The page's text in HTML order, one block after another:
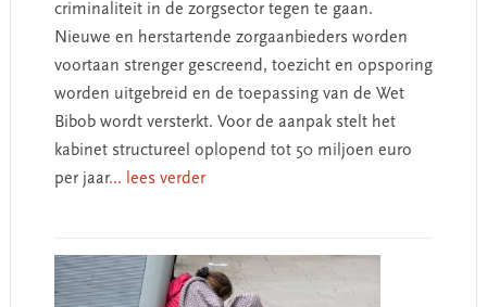
criminaliteit in de zorgsector tegen te gaan.
Nieuwe en herstartende zorgaanbieders worden
voortaan strenger gescreend, toezicht en opsporing
worden uitgebreid en de toepassing van de Wet
Bibob wordt versterkt. Voor de aanpak stelt het
kabinet structureel oplopend tot 50 miljoen euro
per jaar... lees verder